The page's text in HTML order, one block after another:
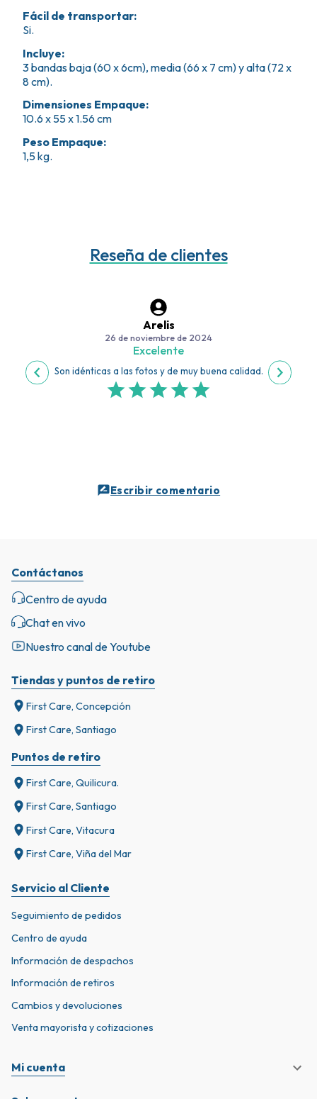
Fácil de transportar:
Si.
Incluye:
3 bandas baja (60 x 6cm), media (66 x 7 cm) y alta (72 x
8 cm).
Dimensiones Empaque:
10.6 x 55 x 1.56 cm
Peso Empaque:
1,5 kg.
Reseña de clientes
Arelis
26 de noviembre de 2024
Excelente
Son idénticas a las fotos y de muy buena calidad.
Escribir comentario
Tiendas y puntos de retiro
First Care, Concepción
First Care, Santiago
Puntos de retiro
First Care, Quilicura.
First Care, Santiago
First Care, Vitacura
First Care, Viña del Mar
Servicio al Cliente
Seguimiento de pedidos
Centro de ayuda
Información de despachos
Información de retiros
Cambios y devoluciones
Venta mayorista y cotizaciones
Mi cuenta
Contáctanos
Centro de ayuda
Chat en vivo
Nuestro canal de Youtube